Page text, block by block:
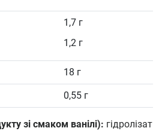
1,7 г
1,2 г
18 г
0,55 г
зі смаком ванілі): гідролізат